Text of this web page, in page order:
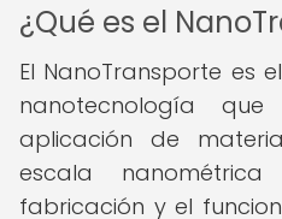
¿Qué es el
El NanoTransporte es
nanotecnología
aplicación de
escala
fabricación y el